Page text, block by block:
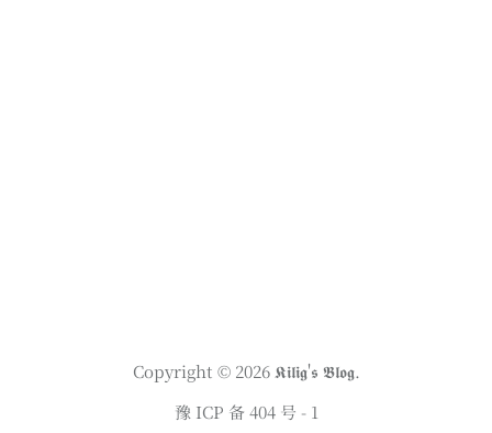
Copyright © 2026 𝕶𝖎𝖑𝖎𝖌'𝖘 𝕭𝖑𝖔𝖌.
豫 ICP 备 404 号 - 1